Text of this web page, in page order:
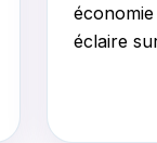
éclaire